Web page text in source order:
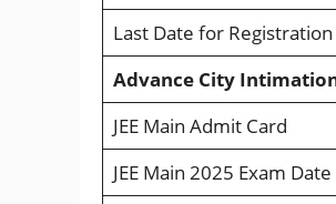
Last Date for Registration
Advance City
JEE Main Admit Card
JEE Main 2025 Exam Date